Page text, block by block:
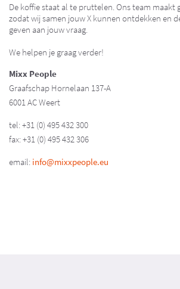
De koffie staat al te pruttelen. Ons team maakt
zodat wij samen jouw X kunnen ontdekken en
geven aan jouw vraag.
We helpen je graag verder!
Mixx People
Graafschap Hornelaan 137-A
6001 AC Weert
tel: +31 (0) 495 432 300
fax: +31 (0) 495 432 306
email: info@mixxpeople.eu